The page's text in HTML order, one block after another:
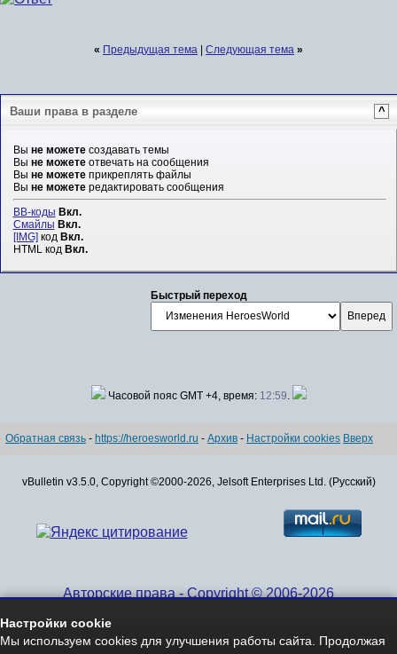
« Предыдущая тема | Следующая тема »
Ваши права в разделе ^
Вы не можетесоздавать темы
Вы не можетеотвечать на сообщения
Вы не можетеприкреплять файлы
Вы не можетередактировать сообщения
BB-коды Вкл.
Смайлы Вкл.
[IMG] код Вкл.
HTML код Вкл.
Быстрый переход
Часовой пояс GMT +4, время: 12:59
Обратная связь - https://heroesworld.ru - Архив - Настройки cookies Вверх
vBulletin v3.5.0, Copyright ©2000-2026, Jelsoft Enterprises Ltd. (Русский)
Авторские права - Copyright © 2006-2026
Настройки cookie
Мы используем cookies для улучшения работы сайта. Продолжая